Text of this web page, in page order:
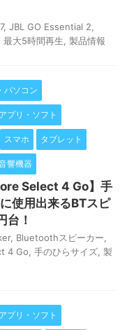
, JBL GO Essential 2
最大5時間再生 製品情報
パソコン
アプリ・ソフト
スマホ タブレット
響機器
Select 4 Go】手
使用出来るBTスピ
台！
, Bluetoothスピーカー
4 Go 手のひらサイズ 製
アプリ・ソフト